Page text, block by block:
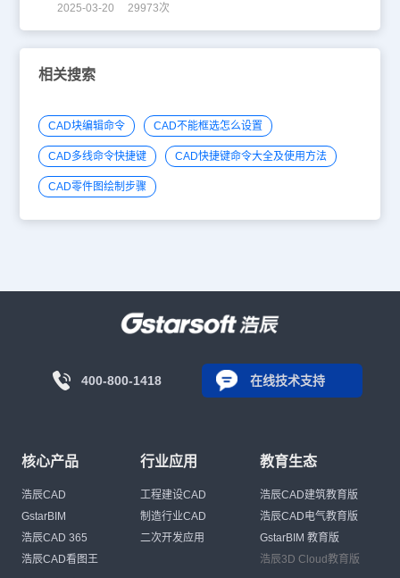
2025-03-20 29973次
相关搜索
CAD块编辑命令 CAD不能框选怎么设置
CAD多线命令快捷键 CAD快捷键命令大全及使用方法
CAD零件图绘制步骤
400-800-1418 在线技术支持
核心产品
浩辰CAD
GstarBIM
浩辰CAD 365
浩辰CAD看图王
行业应用
工程建设CAD
制造行业CAD
二次开发应用
教育生态
浩辰CAD建筑教育版
浩辰CAD电气教育版
GstarBIM 教育版
浩辰3D Cloud教育版